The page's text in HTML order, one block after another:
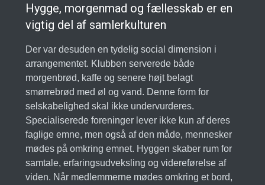
Hygge, morgenmad og fællesskab er en
vigtig del af samlerkulturen
Der var desuden en tydelig social dimension i
arrangementet. Klubben serverede både
morgenbrød, kaffe og senere højt belagt
smørrebrød med øl og vand. Denne form for
selskabelighed skal ikke undervurderes.
Specialiserede foreninger lever ikke kun af deres
faglige emne, men også af den måde, mennesker
mødes på omkring emnet. Hyggen skaber rum for
samtale, erfaringsudveksling og videreførelse af
viden. Når medlemmerne mødes omkring et bord,